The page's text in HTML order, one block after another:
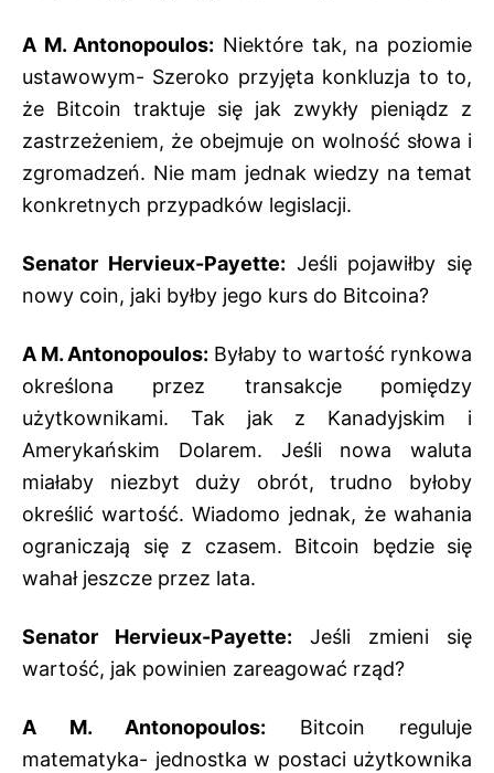
A M. Antonopoulos: Niektóre tak, na poziomie
ustawowym- Szeroko przyjęta konkluzja to to,
że Bitcoin traktuje się jak zwykły pieniądz z
zastrzeżeniem, że obejmuje on wolność słowa i
zgromadzeń. Nie mam jednak wiedzy na temat
konkretnych przypadków legislacji.
Senator Hervieux-Payette: Jeśli pojawiłby się
nowy coin, jaki byłby jego kurs do Bitcoina?
A M. Antonopoulos: Byłaby to wartość rynkowa
określona przez transakcje pomiędzy
użytkownikami. Tak jak z Kanadyjskim i
Amerykańskim Dolarem. Jeśli nowa waluta
miałaby niezbyt duży obrót, trudno byłoby
określić wartość. Wiadomo jednak, że wahania
ograniczają się z czasem. Bitcoin będzie się
wahał jeszcze przez lata.
Senator Hervieux-Payette: Jeśli zmieni się
wartość, jak powinien zareagować rząd?
A M. Antonopoulos: Bitcoin reguluje
matematyka- jednostka w postaci użytkownika